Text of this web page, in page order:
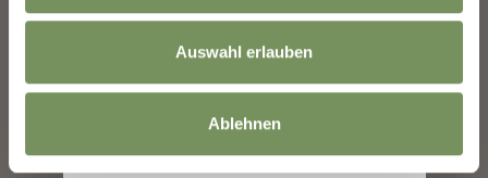
Auswahl erlauben
Ablehnen
ago
Merano
EXPERIENCE
Adele Experience è un progetto immersivo che rende omaggio ad